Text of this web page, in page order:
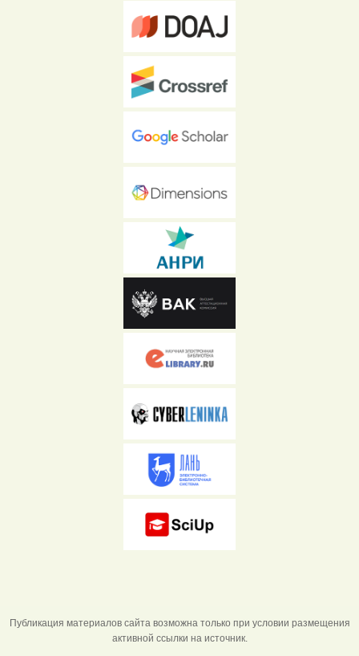
Публикация материалов сайта возможна только при условии размещения
активной ссылки на источник.